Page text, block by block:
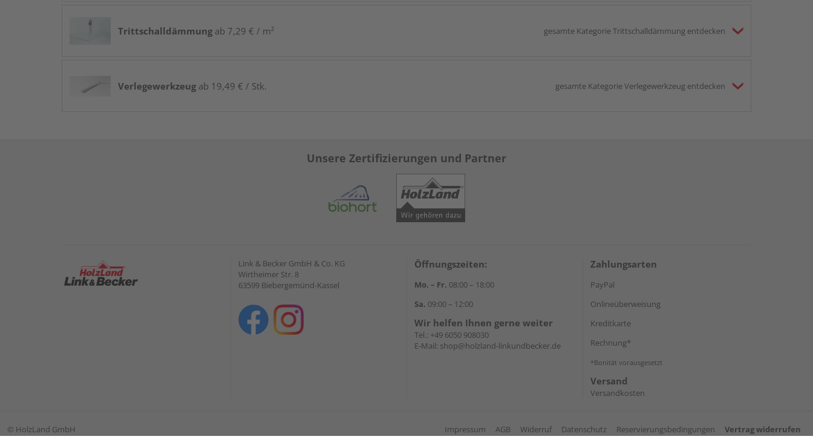
Trittschalldämmung ab 7,29 € / m² gesamte Kategorie Trittschalldämmung entdecken
Verlegewerkzeug ab 19,49 € / Stk. gesamte Kategorie Verlegewerkzeug entdecken
Unsere Zertifizierungen und Partner
Link & Becker GmbH & Co. KG
Wirtheimer Str. 8
63599 Biebergemünd-Kassel
Öffnungszeiten:
Mo. – Fr. 08:00 – 18:00
Sa. 09:00 – 12:00
Wir helfen Ihnen gerne weiter
Tel.: +49 6050 908030
E-Mail: shop@holzland-linkundbecker.de
Zahlungsarten
PayPal
Onlineüberweisung
Kreditkarte
Rechnung*
*Bonität vorausgesetzt
Versand
Versandkosten
© HolzLand GmbH Impressum AGB Widerruf Datenschutz Reservierungsbedingungen Vertrag widerrufen